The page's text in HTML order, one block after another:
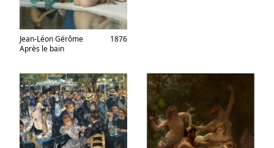
Jean-Léon Gérôme
Après le bain
1876